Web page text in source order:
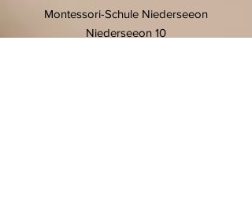
Montessori-Schule Niederseeon
Niederseeon 10